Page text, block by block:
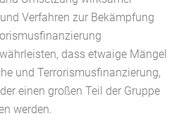
Verfahren zur Bekämpfung
dass etwaige Mängel
und Terrorismusfinanzierung,
einen großen Teil der Gruppe
werden.